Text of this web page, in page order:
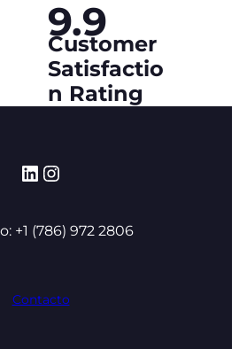
9.9
Customer
Satisfactio
n Rating
LinkedIn
Instagram
+1 (786) 972 2806
Contacto